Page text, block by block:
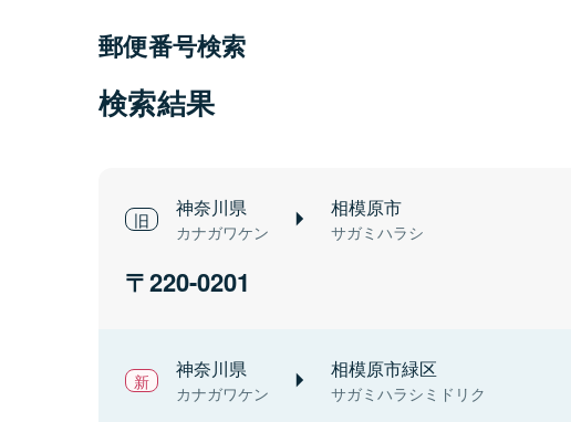
郵便番号検索
検索結果
神奈川県
カナガワケン
相模原市
サガミハラシ
220-0201
神奈川県
カナガワケン
相模原市緑区
サガミハラシミドリク